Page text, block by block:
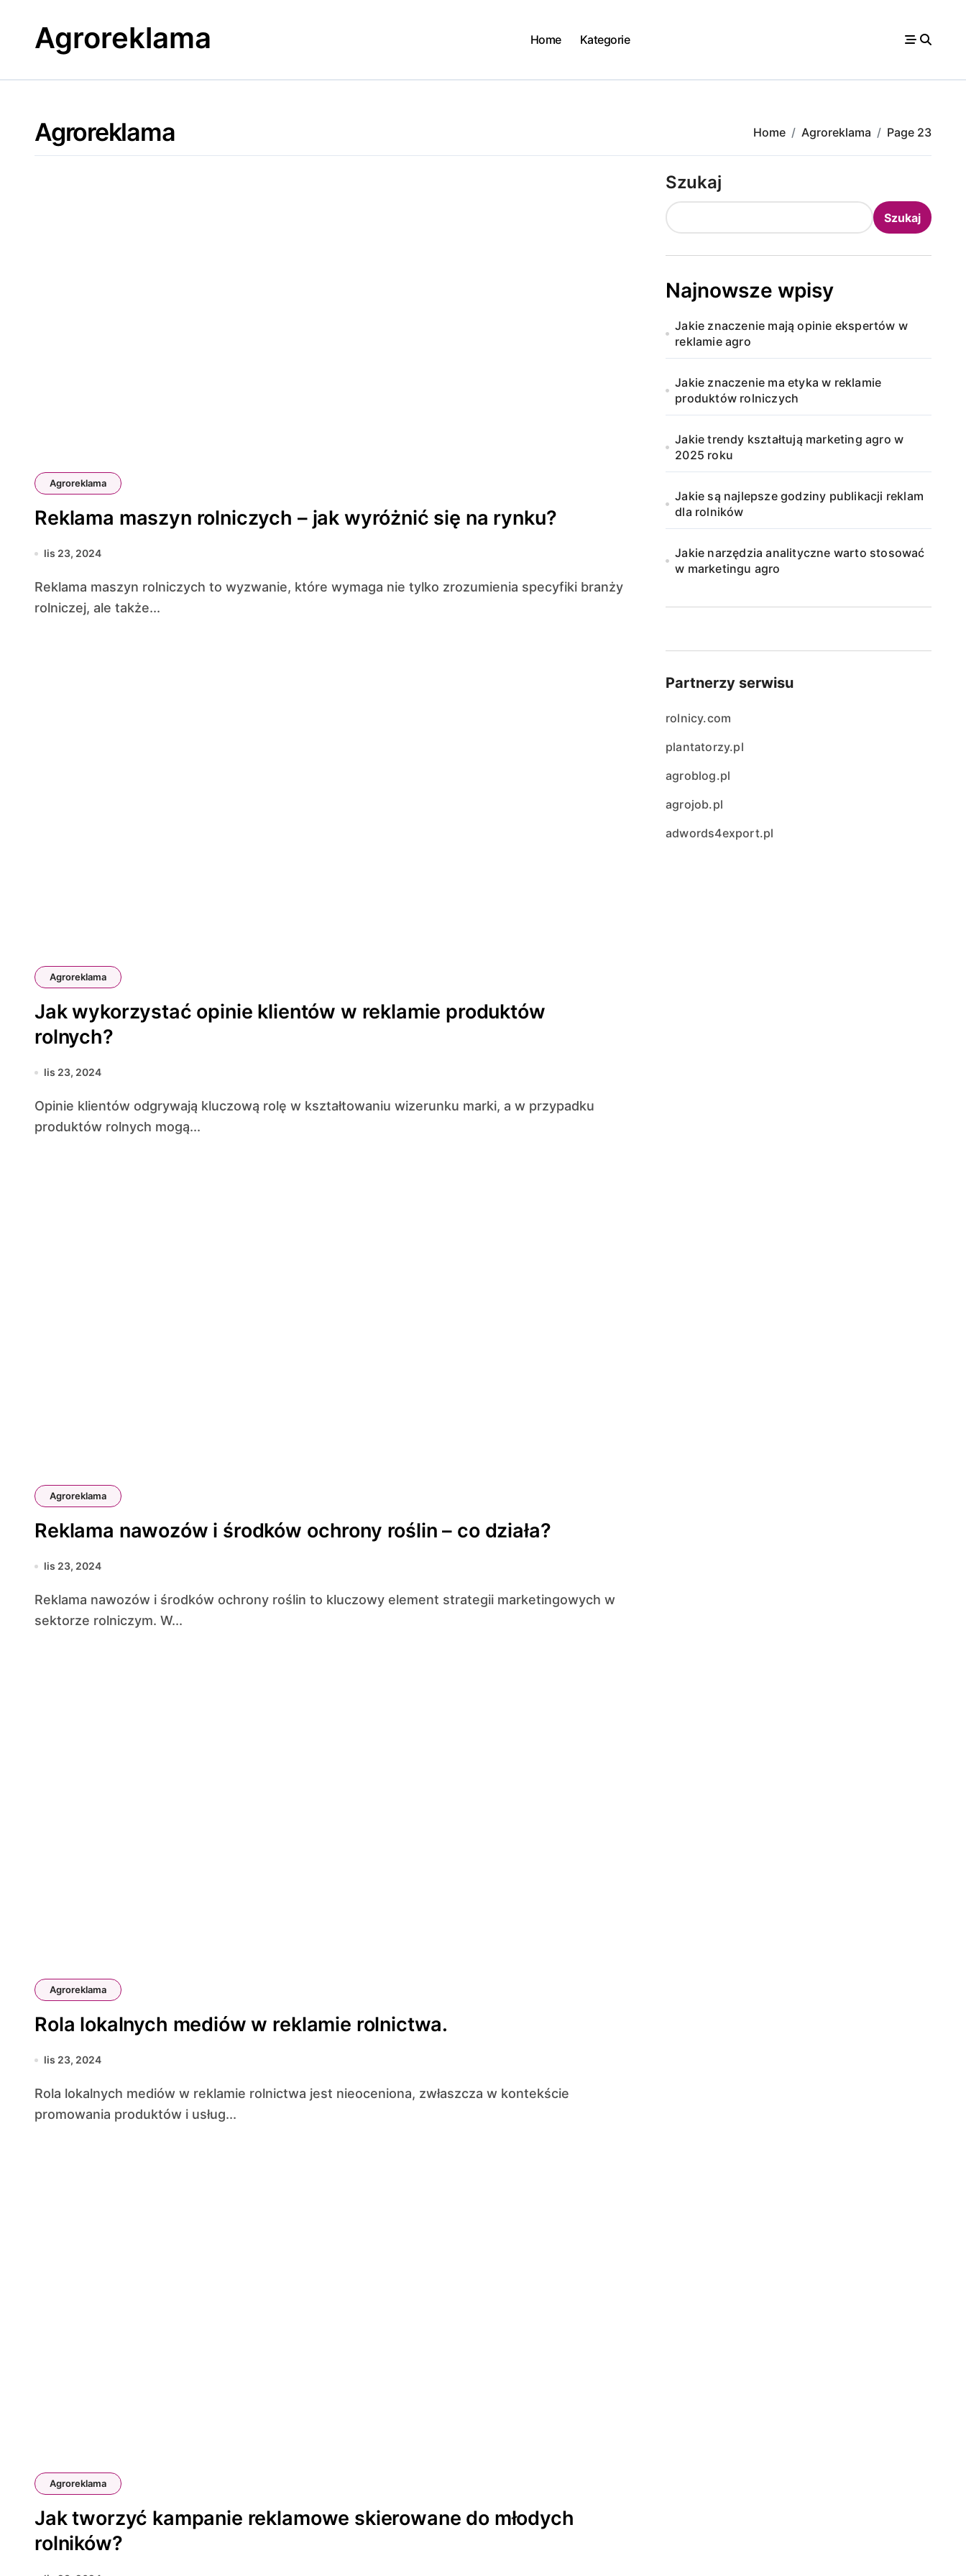
contentAgroreklama Home Kategorie
Agroreklama Home Agroreklama Page 23
Agroreklama
Reklama maszyn rolniczych – jak wyróżnić się na rynku?
lis 23, 2024
Reklama maszyn rolniczych to wyzwanie, które wymaga nie tylko zrozumienia specyfiki branży
rolniczej, ale także...
Agroreklama
Jak wykorzystać opinie klientów w reklamie produktów
rolnych?
lis 23, 2024
Opinie klientów odgrywają kluczową rolę w kształtowaniu wizerunku marki, a w przypadku
produktów rolnych mogą...
Agroreklama
Reklama nawozów i środków ochrony roślin – co działa?
lis 23, 2024
Reklama nawozów i środków ochrony roślin to kluczowy element strategii marketingowych w
sektorze rolniczym. W...
Agroreklama
Rola lokalnych mediów w reklamie rolnictwa.
lis 23, 2024
Rola lokalnych mediów w reklamie rolnictwa jest nieoceniona, zwłaszcza w kontekście
promowania produktów i usług...
Agroreklama
Jak tworzyć kampanie reklamowe skierowane do młodych
rolników?
Szukaj
Szukaj
Najnowsze wpisy
Jakie znaczenie mają opinie ekspertów w
reklamie agro
Jakie znaczenie ma etyka w reklamie
produktów rolniczych
Jakie trendy kształtują marketing agro w
2025 roku
Jakie są najlepsze godziny publikacji reklam
dla rolników
Jakie narzędzia analityczne warto stosować
w marketingu agro
Partnerzy serwisu
rolnicy.com
plantatorzy.pl
agroblog.pl
agrojob.pl
adwords4export.pl